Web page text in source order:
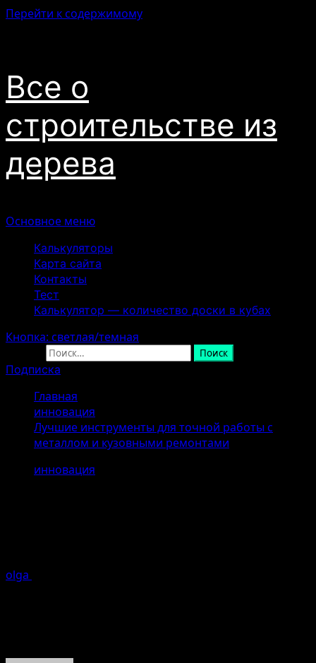
Перейти к содержимому
Все о
строительстве из
дерева
Основное меню
Калькуляторы
Карта сайта
Контакты
Тест
Калькулятор — количество доски в кубах
Кнопка: светлая/темная
Подписка
Главная
инновация
Лучшие инструменты для точной работы с
металлом и кузовными ремонтами
инновация
olga